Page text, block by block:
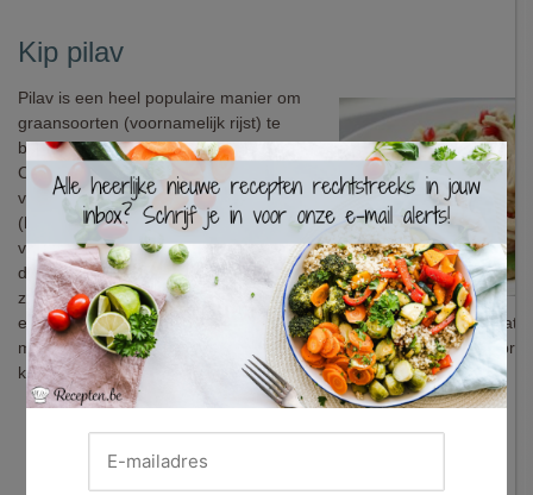
Kip pilav
Pilav is een heel populaire manier om
graansoorten (voornamelijk rijst) te
bereiden in het Midden-Oosten en
Centraal-Azië. Tegenwoordig is het
vooral in Turkije een veelvoorkomend
(bij)gerecht. Je kan de techniek
vergelijken met paella en risotto: nadat
de korrels werden gefruit in olie, worden
ze traag gaar gesmoord in bouillon met
extra ingrediënten naar wens. Het is een erg veelzijdig gerecht dat
manieren kan klaargemaakt worden. In dit recept ontdek je een
kip.
×